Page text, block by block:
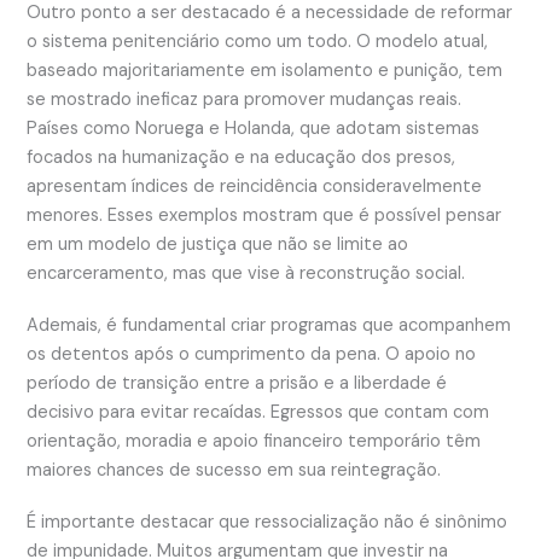
Outro ponto a ser destacado é a necessidade de reformar
o sistema penitenciário como um todo. O modelo atual,
baseado majoritariamente em isolamento e punição, tem
se mostrado ineficaz para promover mudanças reais.
Países como Noruega e Holanda, que adotam sistemas
focados na humanização e na educação dos presos,
apresentam índices de reincidência consideravelmente
menores. Esses exemplos mostram que é possível pensar
em um modelo de justiça que não se limite ao
encarceramento, mas que vise à reconstrução social.
Ademais, é fundamental criar programas que acompanhem
os detentos após o cumprimento da pena. O apoio no
período de transição entre a prisão e a liberdade é
decisivo para evitar recaídas. Egressos que contam com
orientação, moradia e apoio financeiro temporário têm
maiores chances de sucesso em sua reintegração.
É importante destacar que ressocialização não é sinônimo
de impunidade. Muitos argumentam que investir na